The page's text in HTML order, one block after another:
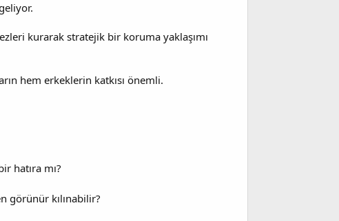
kurarak stratejik bir koruma yaklaşımı
hem erkeklerin katkısı önemli.
hatıra mı?
görünür kılınabilir?